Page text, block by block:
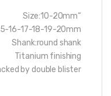
“Size:10-20mm
16-17-18-19-20mm
Shank:round shank
Titanium finishing
by double blister”